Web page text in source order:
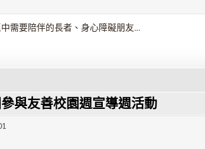
需要陪伴的長者、身心障礙朋友…
與友善校園週宣導週活動